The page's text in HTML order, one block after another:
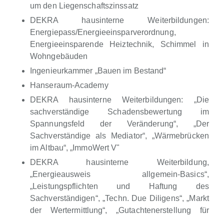
um den Liegenschaftszinssatz
DEKRA hausinterne Weiterbildungen:
Energiepass/Energieeinsparverordnung,
Energieeinsparende Heiztechnik, Schimmel in
Wohngebäuden
Ingenieurkammer „Bauen im Bestand“
Hanseraum-Academy
DEKRA hausinterne Weiterbildungen: „Die
sachverständige Schadensbewertung im
Spannungsfeld der Veränderung“, „Der
Sachverständige als Mediator“, „Wärmebrücken
im Altbau“, „ImmoWert V"
DEKRA hausinterne Weiterbildung,
„Energieausweis allgemein-Basics“,
„Leistungspflichten und Haftung des
Sachverständigen“, „Techn. Due Diligens“, „Markt
der Wertermittlung“, „Gutachtenerstellung für